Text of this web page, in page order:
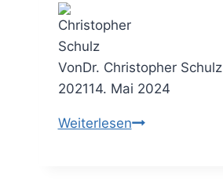
VonDr. Christopher Schulz
202114. Mai 2024
WeiterlesenDas